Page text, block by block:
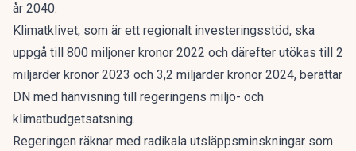
år 2040.
Klimatklivet, som är ett regionalt investeringsstöd, ska
uppgå till 800 miljoner kronor 2022 och därefter utökas till 2
miljarder kronor 2023 och 3,2 miljarder kronor 2024, berättar
DN med hänvisning till regeringens miljö- och
klimatbudgetsatsning.
Regeringen räknar med radikala utsläppsminskningar som